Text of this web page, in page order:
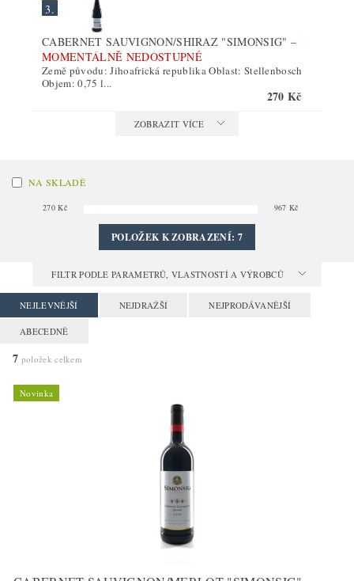
3.
CABERNET SAUVIGNON/SHIRAZ "SIMONSIG" –
MOMENTÁLNĚ NEDOSTUPNÉ
Země původu: Jihoafrická republika Oblast: Stellenbosch
Objem: 0,75 l...
270 Kč
ZOBRAZIT VÍCE
NA SKLADĚ
270 Kč 967 Kč
POLOŽEK K ZOBRAZENÍ: 7
FILTR PODLE PARAMETRŮ, VLASTNOSTÍ A VÝROBCŮ
NEJLEVNĚJŠÍ NEJDRAŽŠÍ NEJPRODÁVANĚJŠÍ
ABECEDNĚ
7 položek celkem
Novinka